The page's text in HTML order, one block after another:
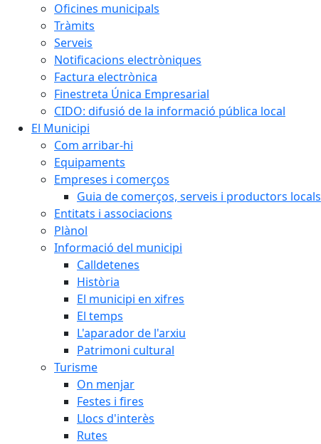
Oficines municipals
Tràmits
Serveis
Notificacions electròniques
Factura electrònica
Finestreta Única Empresarial
CIDO: difusió de la informació pública local
El Municipi
Com arribar-hi
Equipaments
Empreses i comerços
Guia de comerços, serveis i productors locals
Entitats i associacions
Plànol
Informació del municipi
Calldetenes
Història
El municipi en xifres
El temps
L'aparador de l'arxiu
Patrimoni cultural
Turisme
On menjar
Festes i fires
Llocs d'interès
Rutes